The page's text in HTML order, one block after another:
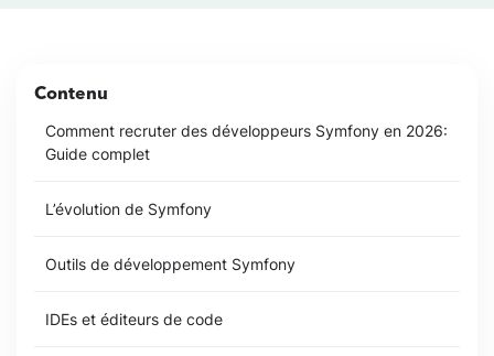
Contenu
Comment recruter des développeurs Symfony en 2026:
Guide complet
L’évolution de Symfony
Outils de développement Symfony
IDEs et éditeurs de code